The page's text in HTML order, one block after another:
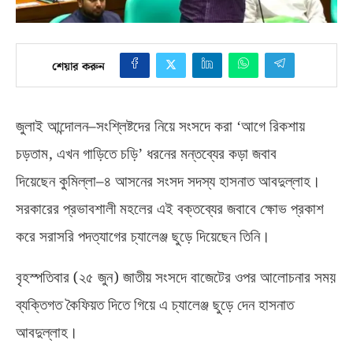
শেয়ার করুন
জুলাই আন্দোলন–সংশ্লিষ্টদের নিয়ে সংসদে করা ‘আগে রিকশায়
চড়তাম, এখন গাড়িতে চড়ি’ ধরনের মন্তব্যের কড়া জবাব
দিয়েছেনকুমিল্লা–৪ আসনের সংসদ সদস্য হাসনাত আবদুল্লাহ।
সরকারের প্রভাবশালী মহলের এই বক্তব্যের জবাবে ক্ষোভ প্রকাশ
করে সরাসরি পদত্যাগের চ্যালেঞ্জ ছুড়ে দিয়েছেন তিনি।
বৃহস্পতিবার (২৫ জুন) জাতীয় সংসদে বাজেটের ওপর আলোচনার সময়
ব্যক্তিগত কৈফিয়ত দিতে গিয়ে এ চ্যালেঞ্জ ছুড়ে দেন হাসনাত
আবদুল্লাহ।